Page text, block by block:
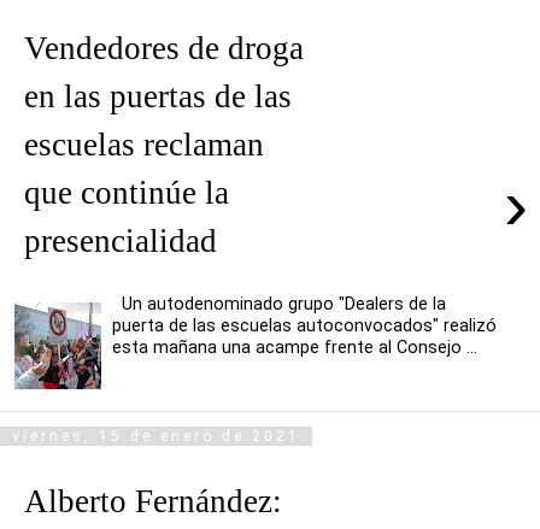
Vendedores de droga
en las puertas de las
escuelas reclaman
que continúe la
presencialidad
›
Un autodenominado grupo "Dealers de la
puerta de las escuelas autoconvocados" realizó
esta mañana una acampe frente al Consejo ...
viernes, 15 de enero de 2021
Alberto Fernández: